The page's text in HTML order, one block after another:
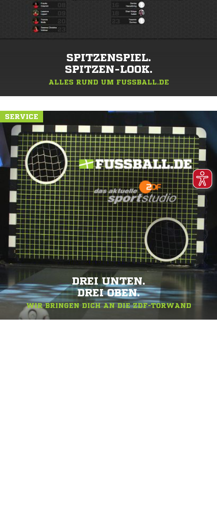
SPITZENSPIEL.
SPITZEN-LOOK.
ALLES RUND UM FUSSBALL.DE
SERVICE
DREI UNTEN.
DREI OBEN.
WIR BRINGEN DICH AN DIE ZDF-TORWAND